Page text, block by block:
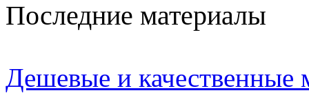
Последние материалы
Дешевые и качественные